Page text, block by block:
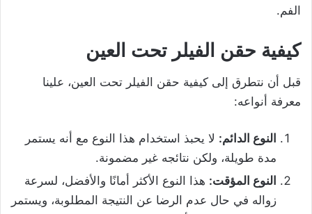
الفم.
كيفية حقن الفيلر تحت العين
قبل أن نتطرق إلى كيفية حقن الفيلر تحت العين، علينا
معرفة أنواعه:
النوع الدائم: لا يحبذ استخدام هذا النوع مع أنه يستمر
مدة طويلة، ولكن نتائجه غير مضمونة.
النوع المؤقت: هذا النوع الأكثر أمانًا والأفضل، لسرعة
زواله في حال عدم الرضا عن النتيجة المطلوبة، ويستمر